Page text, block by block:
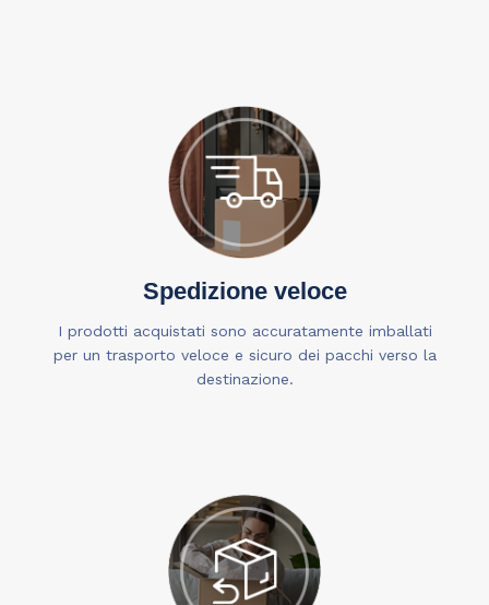
Spedizione veloce
I prodotti acquistati sono accuratamente imballati
per un trasporto veloce e sicuro dei pacchi verso la
destinazione.